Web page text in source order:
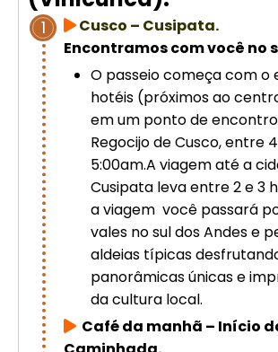
Cusco – Acomodação em
estrelas | Machu Picchu
Excursão de luxo de 8 dias em
Cusco: Machu Picchu + hotel
estrelas
1
Cusco – Cusipata.
Encontramos com você no
O passeio começa com o
hotéis (próximos ao
em um ponto de
Regocijo de Cusco, entre
5:00am.A viagem até a
Cusipata leva entre 2 e 3
a viagem você passará
vales no sul dos Andes e
aldeias típicas
panorâmicas únicas e
da cultura local.
Café da manhã – Início